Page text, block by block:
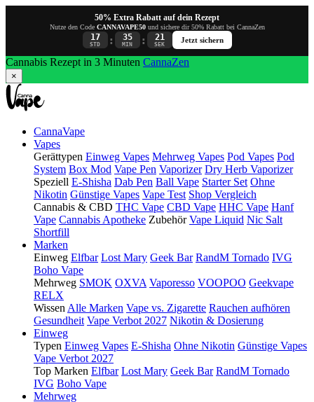
50% Extra Rabatt auf dein Rezept
Nutze den Code CANNAVAPE50und sichere dir 50% Rabatt bei CannaZen
17
STD : 35
MIN : 20
SEK
Jetzt sichern
Cannabis Rezept in 3 Minuten CannaZen
×
CannaVape
Vapes
Gerättypen Einweg Vapes Mehrweg Vapes Pod Vapes Pod
System Box Mod Vape Pen Vaporizer Dry Herb Vaporizer
Speziell E-Shisha Dab Pen Ball Vape Starter Set Ohne
Nikotin Günstige Vapes Vape Test Shop Vergleich
Cannabis & CBD THC Vape CBD Vape HHC Vape Hanf
Vape Cannabis Apotheke Zubehör Vape Liquid Nic Salt
Shortfill
Marken
Einweg Elfbar Lost Mary Geek Bar RandM Tornado IVG
Boho Vape
Mehrweg SMOK OXVA Vaporesso VOOPOO Geekvape
RELX
Wissen Alle Marken Vape vs. Zigarette Rauchen aufhören
Gesundheit Vape Verbot 2027 Nikotin & Dosierung
Einweg
Typen Einweg Vapes E-Shisha Ohne Nikotin Günstige Vapes
Vape Verbot 2027
Top Marken Elfbar Lost Mary Geek Bar RandM Tornado
IVG Boho Vape
Mehrweg